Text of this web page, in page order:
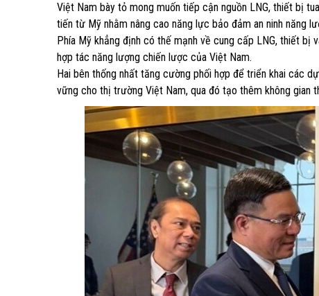
Việt Nam bày tỏ mong muốn tiếp cận nguồn LNG, thiết bị
tiến từ Mỹ nhằm nâng cao năng lực bảo đảm an ninh năng
Phía Mỹ khẳng định có thế mạnh về cung cấp LNG, thiết bị
hợp tác năng lượng chiến lược của Việt Nam.
Hai bên thống nhất tăng cường phối hợp để triển khai các
vững cho thị trường Việt Nam, qua đó tạo thêm không gian